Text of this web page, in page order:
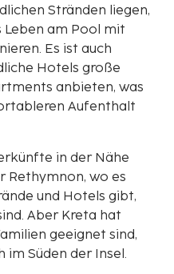
Stränden liegen,
Leben am Pool mit
Es ist auch
Hotels große
anbieten, was
Aufenthalt
in der Nähe
Rethymnon, wo es
und Hotels gibt,
Aber Kreta hat
geeignet sind,
im Süden der Insel.